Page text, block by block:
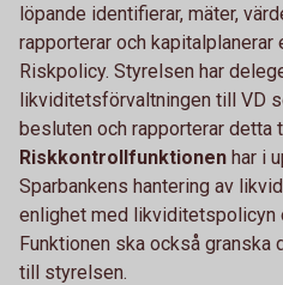
löpande identifierar, mäter,
rapporterar och kapitalplanerar
Riskpolicy. Styrelsen har
likviditetsförvaltningen till VD
besluten och rapporterar detta
Riskkontrollfunktionen har i
Sparbankens hantering av
enlighet med likviditetspolicyn
Funktionen ska också granska
till styrelsen.